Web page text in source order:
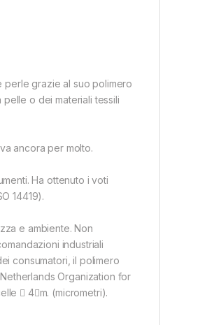
grazie al suo polimero
o dei materiali tessili
ancora per molto.
Ha ottenuto i voti
14419).
e ambiente. Non
industriali
consumatori, il polimero
Organization for
 4m. (micrometri).